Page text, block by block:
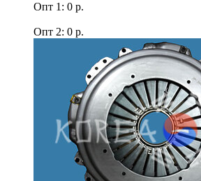
Опт 1: 0 р.
Опт 2: 0 р.